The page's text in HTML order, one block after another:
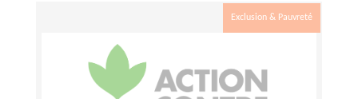
Exclusion & Pauvreté